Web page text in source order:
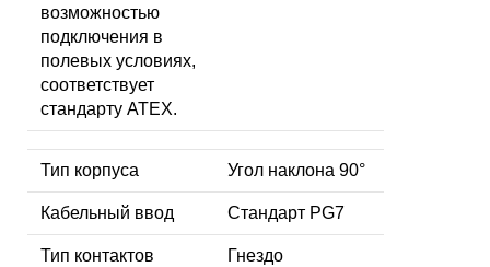
возможностью
подключения в
полевых условиях,
соответствует
стандарту ATEX.
Тип корпуса Угол наклона 90°
Кабельный ввод Стандарт PG7
Тип контактов Гнездо